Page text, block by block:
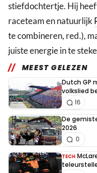
stiefdochtertje. Hij
raceteam en natuurlijk
te combineren, red.),
juiste energie in te
MEEST GELEZEN
Dutch GP
volkslied
16
De
2026
0
TECH